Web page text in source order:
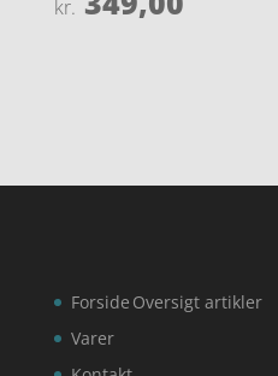
4
kr.
Forside
Varer
Oversigt artikler